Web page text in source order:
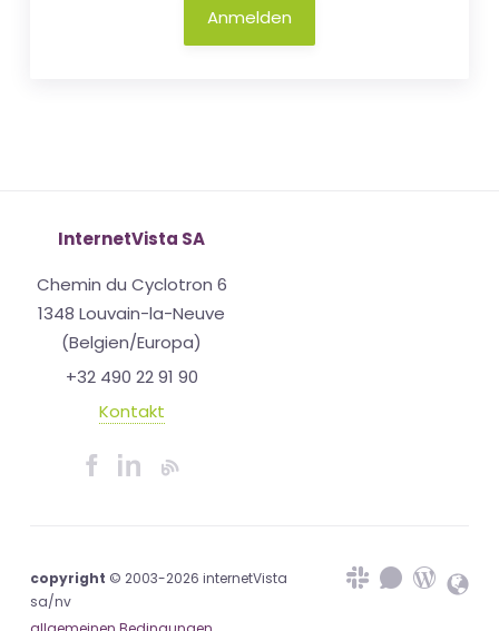
Anmelden
InternetVista SA
Chemin du Cyclotron 6
1348 Louvain-la-Neuve
(Belgien/Europa)
+32 490 22 91 90
Kontakt
copyright © 2003-2026 internetVista
sa/nv